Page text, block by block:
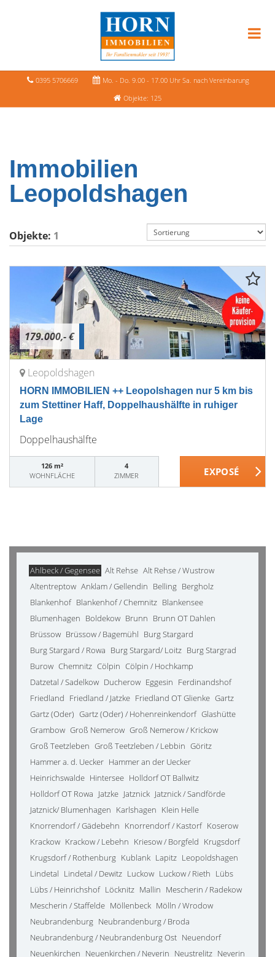
0395 5706669
Mo. - Do. 9.00 - 17.00 Uhr Sa. nach Vereinbarung
Objekte: 125
Immobilien
Leopoldshagen
Objekte: 1
179.000,- €
Leopoldshagen
HORN IMMOBILIEN ++ Leopolshagen nur 5 km bis
zum Stettiner Haff, Doppelhaushälfte in ruhiger
Lage
Doppelhaushälfte
126 m²
WOHNFLÄCHE
4
ZIMMER
Ahlbeck / Gegensee Alt Rehse Alt Rehse / Wustrow
Altentreptow Anklam / Gellendin Belling Bergholz
Blankenhof Blankenhof / Chemnitz Blankensee
Blumenhagen Boldekow Brunn Brunn OT Dahlen
Brüssow Brüssow / Bagemühl Burg Stargard
Burg Stargard / Rowa Burg Stargard/ Loitz Burg Stargrad
Burow Chemnitz Cölpin Cölpin / Hochkamp
Datzetal / Sadelkow Ducherow Eggesin Ferdinandshof
Friedland Friedland / Jatzke Friedland OT Glienke Gartz
Gartz (Oder) Gartz (Oder) / Hohenreinkendorf Glashütte
Grambow Groß Nemerow Groß Nemerow / Krickow
Groß Teetzleben Groß Teetzleben / Lebbin Göritz
Hammer a. d. Uecker Hammer an der Uecker
Heinrichswalde Hintersee Holldorf OT Ballwitz
Holldorf OT Rowa Jatzke Jatznick Jatznick / Sandförde
Jatznick/ Blumenhagen Karlshagen Klein Helle
Knorrendorf / Gädebehn Knorrendorf / Kastorf Koserow
Krackow Krackow / Lebehn Kriesow / Borgfeld Krugsdorf
Krugsdorf / Rothenburg Kublank Lapitz Leopoldshagen
Lindetal Lindetal / Dewitz Luckow Luckow / Rieth Lübs
Lübs / Heinrichshof Löcknitz Mallin Mescherin / Radekow
Mescherin / Staffelde Möllenbeck Mölln / Wrodow
Neubrandenburg Neubrandenburg / Broda
Neubrandenburg / Neubrandenburg Ost Neuendorf
Neuenkirchen Neuenkirchen / Neverin Neustrelitz Neverin